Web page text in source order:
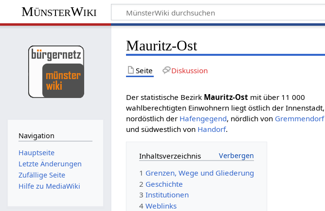
MünsterWiki
Mauritz-Ost
Seite Diskussion
Der statistische Bezirk Mauritz-Ost mit über 11 000
wahlberechtigten Einwohnern liegt östlich der Innenstadt,
nordöstlich der Hafengegend, nördlich von Gremmendorf
und südwestlich von Handorf.
Inhaltsverzeichnis
1 Grenzen, Wege und Gliederung
2 Geschichte
3 Institutionen
4 Weblinks
Navigation
Hauptseite
Letzte Änderungen
Zufällige Seite
Hilfe zu MediaWiki